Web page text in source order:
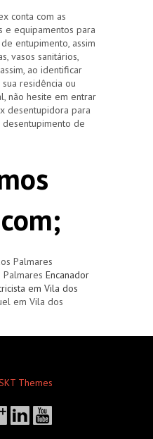
conta com as
e equipamentos para
entupimento, assim
vasos sanitários,
ao identificar
residência ou
não hesite em entrar
desentupidora para
de
Palmares
Encanador
em Vila dos
em Vila dos
Themes